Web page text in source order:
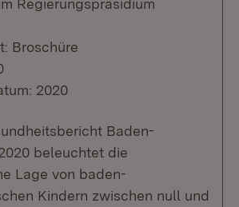
Regierungspräsidium
Broschüre
2020
Baden-
beleuchtet die
Lage von baden-
Kindern zwischen null und